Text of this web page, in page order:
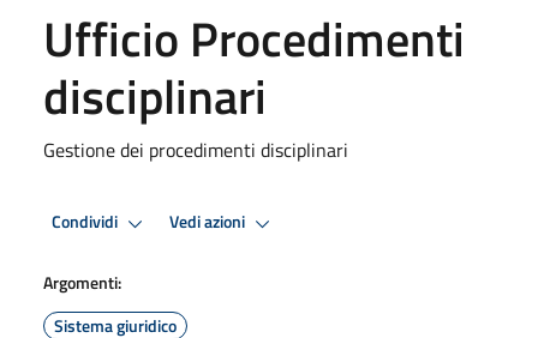
Ufficio Procedimenti
disciplinari
Gestione dei procedimenti disciplinari
Condividi Vedi azioni
Argomenti:
Sistema giuridico